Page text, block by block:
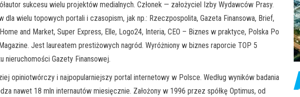
sukcesu wielu projektów medialnych. Członek — założyciel Izby Wydawców Prasy.
dla wielu topowych portali i czasopism, jak np.: Rzeczpospolita, Gazeta Finansowa, Brief,
and Market, Super Express, Elle, Logo24, Interia, CEO – Biznes w praktyce, Polska Po
Jest laureatem prestiżowych nagród. Wyróżniony w biznes raporcie TOP 5
nieruchomości Gazety Finansowej.
opiniotwórczy i najpopularniejszy portal internetowy w Polsce. Według wyników badania
nawet 18 mln internautów miesięcznie. Założony w 1996 przez spółkę Optimus, od